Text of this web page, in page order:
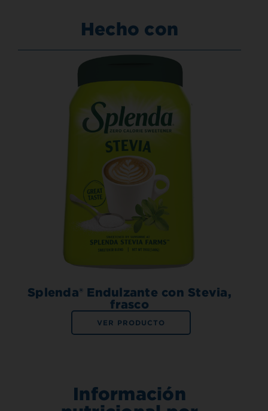
Hecho con
Splenda® Endulzante con Stevia,
frasco
VER PRODUCTO
Información